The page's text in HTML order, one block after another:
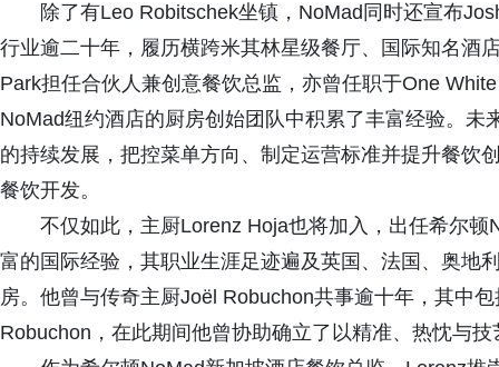
除了有Leo Robitschek坐镇，NoMad同时还宣布
行业逾二十年，履历横跨米其林星级餐厅、国际知名酒
Park担任合伙人兼创意餐饮总监，亦曾任职于One
NoMad纽约酒店的厨房创始团队中积累了丰富经验。
的持续发展，把控菜单方向、制定运营标准并提升餐饮
餐饮开发。
不仅如此，主厨Lorenz Hoja也将加入，出任希尔
富的国际经验，其职业生涯足迹遍及英国、法国、奥地
房。他曾与传奇主厨Joël Robuchon共事逾十年，其中
Robuchon，在此期间他曾协助确立了以精准、热忱与